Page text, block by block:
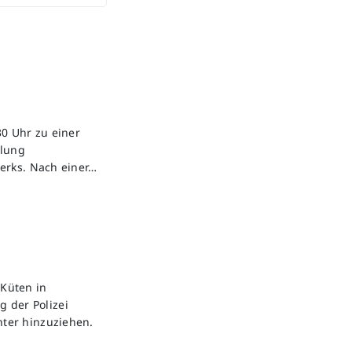
Uhr zu einer
Nach einer…
in
der Polizei
hinzuziehen.